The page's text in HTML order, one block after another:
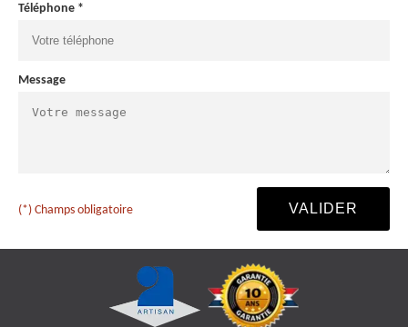
Téléphone *
Message
(*) Champs obligatoire